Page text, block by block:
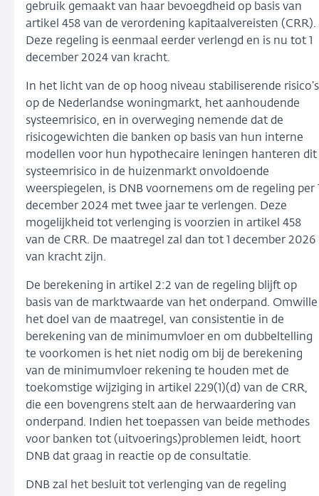
gebruik gemaakt van haar bevoegdheid op basis van
artikel 458 van de verordening kapitaalvereisten (CRR).
Deze regeling is eenmaal eerder verlengd en is nu tot 1
december 2024 van kracht.
In het licht van de op hoog niveau stabiliserende risico’s
op de Nederlandse woningmarkt, het aanhoudende
systeemrisico, en in overweging nemende dat de
risicogewichten die banken op basis van hun interne
modellen voor hun hypothecaire leningen hanteren dit
systeemrisico in de huizenmarkt onvoldoende
weerspiegelen, is DNB voornemens om de regeling per
december 2024 met twee jaar te verlengen. Deze
mogelijkheid tot verlenging is voorzien in artikel 458
van de CRR. De maatregel zal dan tot 1 december 2026
van kracht zijn.
De berekening in artikel 2:2 van de regeling blijft op
basis van de marktwaarde van het onderpand. Omwille
het doel van de maatregel, van consistentie in de
berekening van de minimumvloer en om dubbeltelling
te voorkomen is het niet nodig om bij de berekening
van de minimumvloer rekening te houden met de
toekomstige wijziging in artikel 229(1)(d) van de CRR,
die een bovengrens stelt aan de herwaardering van
onderpand. Indien het toepassen van beide methodes
voor banken tot (uitvoerings)problemen leidt, hoort
DNB dat graag in reactie op de consultatie.
DNB zal het besluit tot verlenging van de regeling